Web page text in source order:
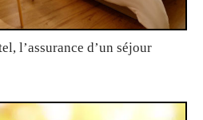
l’assurance d’un séjour